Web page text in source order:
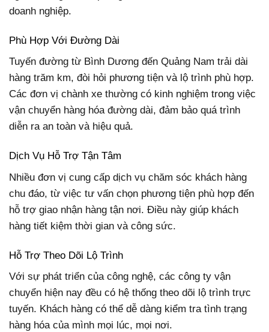
doanh nghiệp.
Phù Hợp Với Đường Dài
Tuyến đường từ Bình Dương đến Quảng Nam trải dài
hàng trăm km, đòi hỏi phương tiện và lộ trình phù hợp.
Các đơn vị chành xe thường có kinh nghiệm trong việc
vận chuyển hàng hóa đường dài, đảm bảo quá trình
diễn ra an toàn và hiệu quả.
Dịch Vụ Hỗ Trợ Tận Tâm
Nhiều đơn vị cung cấp dịch vụ chăm sóc khách hàng
chu đáo, từ việc tư vấn chọn phương tiện phù hợp đến
hỗ trợ giao nhận hàng tận nơi. Điều này giúp khách
hàng tiết kiệm thời gian và công sức.
Hỗ Trợ Theo Dõi Lộ Trình
Với sự phát triển của công nghệ, các công ty vận
chuyển hiện nay đều có hệ thống theo dõi lộ trình trực
tuyến. Khách hàng có thể dễ dàng kiểm tra tình trạng
hàng hóa của mình mọi lúc, mọi nơi.